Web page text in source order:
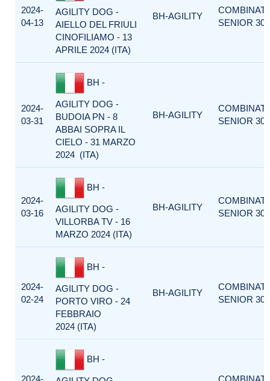
2024-
04-13
AGILITY DOG -
AIELLO DEL FRIULI
CINOFILIAMO - 13
APRILE 2024 (ITA)
BH-AGILITY
COMBINATA
SENIOR 300
2024-
03-31
BH -
AGILITY DOG -
BUDOIA PN - 8
ABBAI SOPRA IL
CIELO - 31 MARZO
2024 (ITA)
BH-AGILITY
COMBINATA
SENIOR 300
2024-
03-16
BH -
AGILITY DOG -
VILLORBA TV - 16
MARZO 2024 (ITA)
BH-AGILITY
COMBINATA
SENIOR 300
2024-
02-24
BH -
AGILITY DOG -
PORTO VIRO - 24
FEBBRAIO
2024 (ITA)
BH-AGILITY
COMBINATA
SENIOR 300
2024-
BH -
COMBINATA